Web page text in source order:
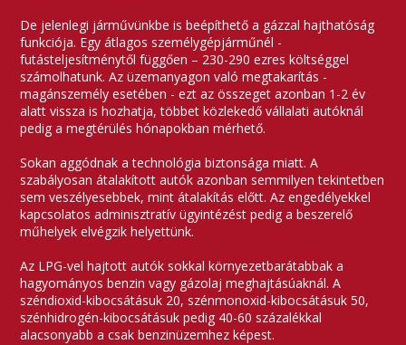
De jelenlegi járművünkbe is beépíthető a gázzal hajthatóság
funkciója. Egy átlagos személygépjárműnél -
futásteljesítménytől függően – 230-290 ezres költséggel
számolhatunk. Az üzemanyagon való megtakarítás -
magánszemély esetében - ezt az összeget azonban 1-2 év
alatt vissza is hozhatja, többet közlekedő vállalati autóknál
pedig a megtérülés hónapokban mérhető.
Sokan aggódnak a technológia biztonsága miatt. A
szabályosan átalakított autók azonban semmilyen tekintetben
sem veszélyesebbek, mint átalakítás előtt. Az engedélyekkel
kapcsolatos adminisztratív ügyintézést pedig a beszerelő
műhelyek elvégzik helyettünk.
Az LPG-vel hajtott autók sokkal környezetbarátabbak a
hagyományos benzin vagy gázolaj meghajtásúaknál. A
széndioxid-kibocsátásuk 20, szénmonoxid-kibocsátásuk 50,
szénhidrogén-kibocsátásuk pedig 40-60 százalékkal
alacsonyabb a csak benzinüzemhez képest.